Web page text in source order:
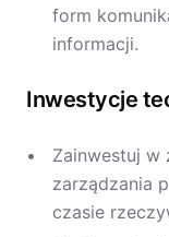
form
informacji.
Inwestycje
Zainwestuj w
zarządzania
czasie